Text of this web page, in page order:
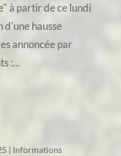
à partir de ce lundi
d'une hausse
annoncée par
:...
| Informations